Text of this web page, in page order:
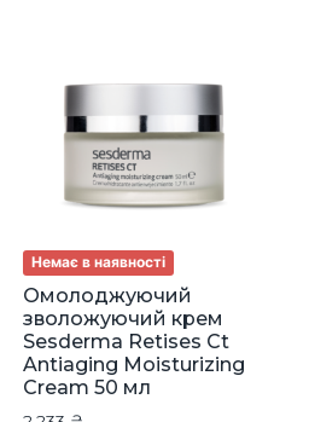
Немає в наявності
Омолоджуючий
зволожуючий крем
Sesderma Retises Ct
Antiaging Moisturizing
Cream 50 мл